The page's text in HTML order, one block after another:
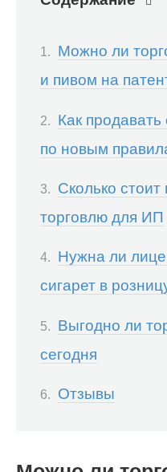
Можно ли
и пивом на
Как
по новым
Сколько
торговлю для ИП
Нужна ли
сигарет в
Выгодно ли
сегодня
Отзывы